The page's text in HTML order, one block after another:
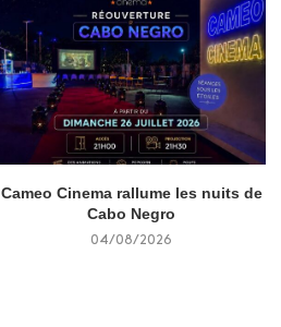
Cameo Cinema rallume les nuits de
Cabo Negro
04/08/2026